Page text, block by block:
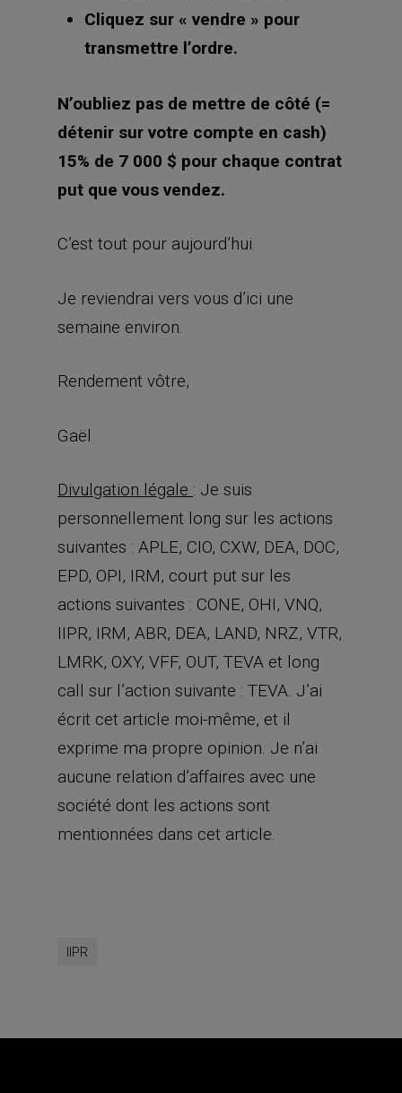
détenir sur votre compte en cash)
15% de 7 000 $ pour chaque contrat
C’est tout pour aujourd’hui.
Je reviendrai vers vous d’ici une
Gaël
Divulgation légale
suivantes : APLE, CIO, CXW, DEA, DOC,
actions suivantes : CONE, OHI, VNQ,
IIPR, IRM, ABR, DEA, LAND, NRZ, VTR,
LMRK, OXY, VFF, OUT, TEVA et long
call sur l’action suivante : TEVA. J’ai
écrit cet article moi-même, et il
exprime ma propre opinion. Je n’ai
aucune relation d’affaires avec une
société dont les actions sont
mentionnées dans cet article.
IIPR